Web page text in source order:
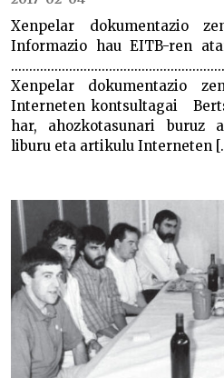
Xenpelar dokumentazio
Informazio hau EITB-ren
Xenpelar dokumentazio
Interneten kontsultagai
har, ahozkotasunari buruz
liburu eta artikulu Interneten